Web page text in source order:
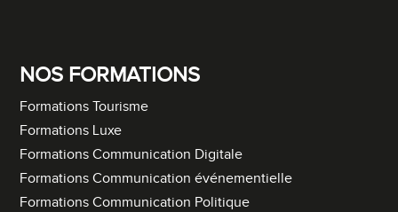
NOS FORMATIONS
Formations Tourisme
Formations Luxe
Formations Communication Digitale
Formations Communication événementielle
Formations Communication Politique